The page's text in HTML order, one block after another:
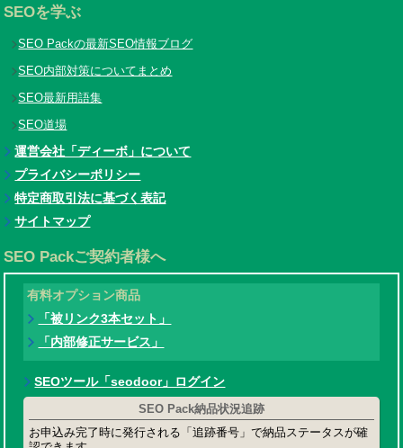
SEOを学ぶ
SEO Packの最新SEO情報ブログ
SEO内部対策についてまとめ
SEO最新用語集
SEO道場
運営会社「ディーボ」について
プライバシーポリシー
特定商取引法に基づく表記
サイトマップ
SEO Packご契約者様へ
有料オプション商品
「被リンク3本セット」
「内部修正サービス」
SEOツール「seodoor」ログイン
SEO Pack納品状況追跡
お申込み完了時に発行される「追跡番号」で納品ステータスが確